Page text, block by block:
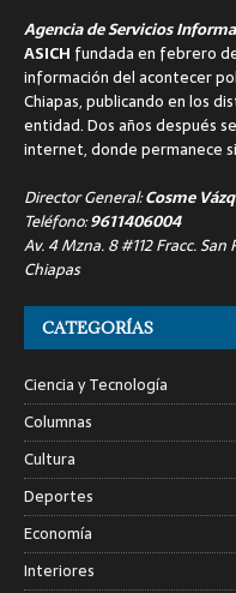
Agencia de Servicios
ASICH fundada en febrero
información del acontecer
Chiapas, publicando en los
entidad. Dos años después
internet, donde permanece
Director General:Cosme
Teléfono:9611406004
Av. 4 Mzna. 8 #112 Fracc.
Chiapas
CATEGORÍAS
Ciencia y Tecnología
Columnas
Cultura
Deportes
Economía
Interiores